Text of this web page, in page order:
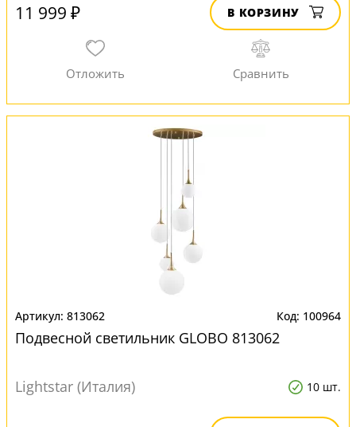
11 999 ₽ В КОРЗИНУ
813062 100964
Подвесной светильник GLOBO 813062
Lightstar (Италия) 10 шт.